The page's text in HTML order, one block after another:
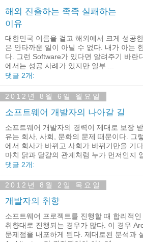
해외 진출하는 족족 실패하는
이유
대한민국 이름을 걸고 해외에서 크게 성공
은 안타까운 일이 아닐 수 없다. 내가 아는
다. 그런 Software가 있다면 알려주기 바란
에서는 성공 사례가 있지만 일부 ...
댓글 2개:
2012년 8월 6일 월요일
소프트웨어 개발자의 나아갈 길
소프트웨어 개발자의 경력이 제대로 보장
유는 회사, 사회, 문화의 문제 때문이다. 그
에서 회사가 바뀌고 사회가 바뀌기만을 기
마치 닭과 달걀의 관계처럼 누가 먼저인지
댓글 2개:
2012년 8월 2일 목요일
개발자의 취향
소프트웨어 프로젝트를 진행할 때 합리적
취향대로 진행되는 경우가 많다. 이 경우
문제점을 내포하게 된다. 제대로된 분석과